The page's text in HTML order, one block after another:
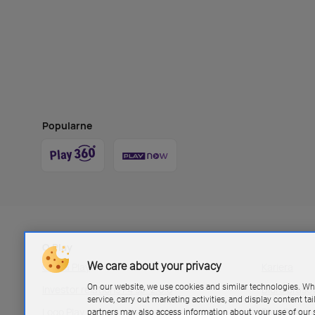
Popularne
O Play
Grupa Play
Investor relations P4 sp. z.o.o
Biuro
Blog Play
We care about your privacy
On our website, we use cookies and similar technologies.
service, carry out marketing activities, and display content
partners may also access information about your use of